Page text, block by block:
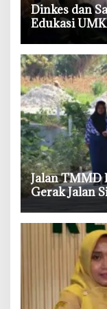
‎Dinkes dan
Edukasi
Boraks dan
‎Jalan TMMD
Gerak Jalan